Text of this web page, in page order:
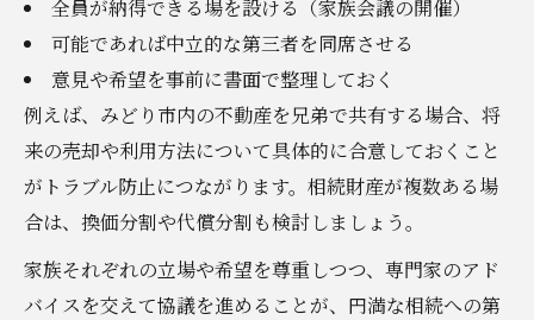
全員が納得できる場を設ける（家族会議の開催）
可能であれば中立的な第三者を同席させる
意見や希望を事前に書面で整理しておく
例えば、みどり市内の不動産を兄弟で共有する場合、将
来の売却や利用方法について具体的に合意しておくこと
がトラブル防止につながります。相続財産が複数ある場
合は、換価分割や代償分割も検討しましょう。
家族それぞれの立場や希望を尊重しつつ、専門家のアド
バイスを交えて協議を進めることが、円満な相続への第